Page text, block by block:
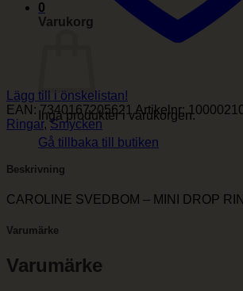
0
Varukorg
Inga produkter i varukorgen.
Gå tillbaka till butiken
Lägg till i önskelistan!
EAN: 7340167205621 Artikelnr:
Ringar,Smycken
Beskrivning
CAROLINE SVEDBOM – MINI DROP
Varumärke
Varumärke